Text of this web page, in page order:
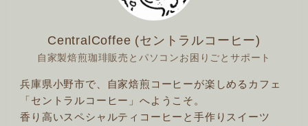
CentralCoffee (セントラルコーヒー)
自家製焙煎珈琲販売とパソコンお困りごとサポート
兵庫県小野市で、自家焙煎コーヒーが楽しめるカフェ
「セントラルコーヒー」へようこそ。
香り高いスペシャルティコーヒーと手作りスイーツ